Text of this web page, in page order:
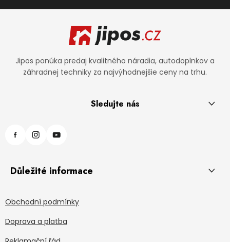
Jipos ponúka predaj kvalitného náradia, autodoplnkov a
záhradnej techniky za najvýhodnejšie ceny na trhu.
Sledujte nás
Důležité informace
Obchodní podmínky
Doprava a platba